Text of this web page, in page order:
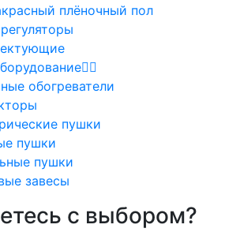
плёночный пол
обогреватели
пушки
пушки
пушки
завесы
с выбором?